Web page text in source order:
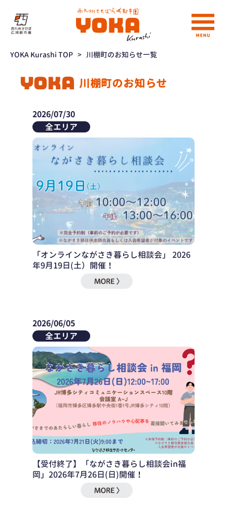
YOKA Kurashi TOP > 川棚町のお知らせ一覧
川棚町のお知らせ
2026/07/30
全エリア
「オンラインながさき暮らし相談会」 2026
年9月19日(土）開催！
2026/06/05
全エリア
【受付終了】「ながさき暮らし相談会in福
岡」2026年7月26日(日)開催！